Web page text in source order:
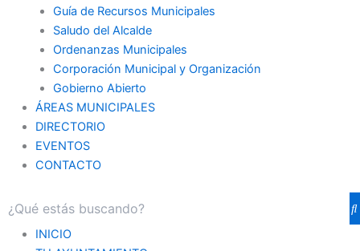
Guía de Recursos Municipales
Saludo del Alcalde
Ordenanzas Municipales
Corporación Municipal y Organización
Gobierno Abierto
ÁREAS MUNICIPALES
DIRECTORIO
EVENTOS
CONTACTO
INICIO